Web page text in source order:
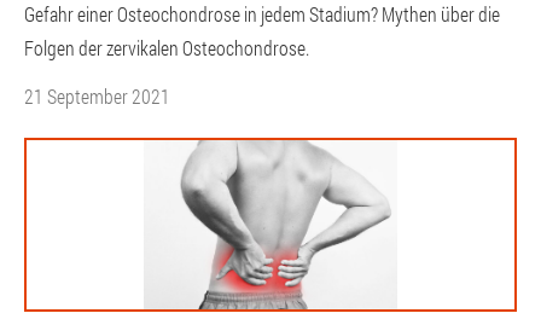
Gefahr einer Osteochondrose in jedem Stadium? Mythen über die
Folgen der zervikalen Osteochondrose.
21 September 2021